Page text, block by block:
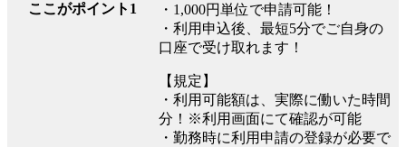
ここがポイント1
・1,000円単位で申請可能！
・利用申込後、最短5分でご自身の
口座で受け取れます！
【規定】
・利用可能額は、実際に働いた時間
分！※利用画面にて確認が可能
・勤務時に利用申請の登録が必要で